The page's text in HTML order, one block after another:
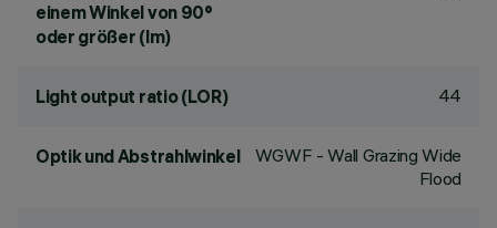
einem Winkel von 90°
oder größer (lm)
Light output ratio (LOR) 44
Optik und Abstrahlwinkel
WGWF - Wall Grazing Wide
Flood